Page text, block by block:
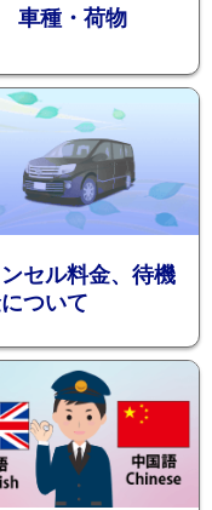
ン
車種・荷物
セル料金、待機
ついて